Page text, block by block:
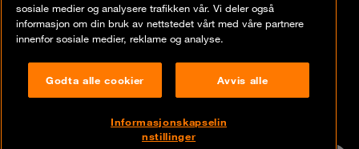
Cookie policy
Disclaimer
sosiale medier og analysere trafikken vår. Vi deler også
informasjon om din bruk av nettstedet vårt med våre partnere
innenfor sosiale medier, reklame og analyse.
Godta alle cookier Avvis alle
Informasjonskapselin
nstillinger